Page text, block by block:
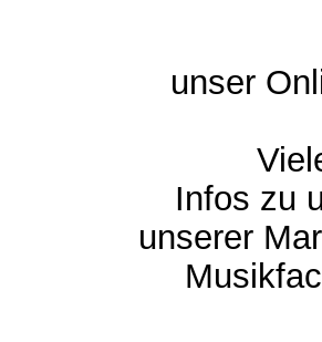
unser
Infos zu
unserer